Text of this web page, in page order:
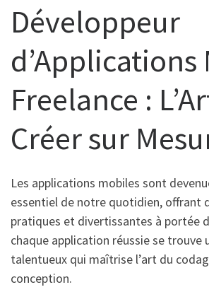
Développeur
d’Applications
Freelance :
Créer sur
Les applications mobiles sont
essentiel de notre quotidien, offrant
pratiques et divertissantes à portée
chaque application réussie se trouve
talentueux qui maîtrise l’art du
conception.